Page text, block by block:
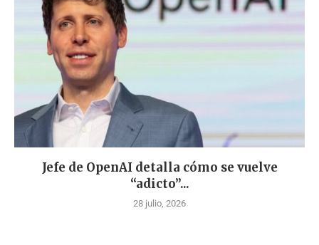
Jefe de OpenAI detalla cómo se vuelve
“adicto”...
28 julio, 2026